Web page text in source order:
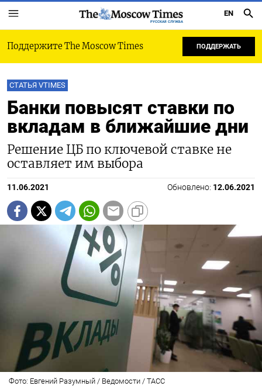
РУССКАЯ СЛУЖБА
EN
Поддержите The Moscow Times ПОДДЕРЖАТЬ
СТАТЬЯ VTIMES
Банки повысят ставки по
вкладам в ближайшие дни
Решение ЦБ по ключевой ставке не
оставляет им выбора
11.06.2021 Обновлено: 12.06.2021
Фото: Евгений Разумный / Ведомости / ТАСС